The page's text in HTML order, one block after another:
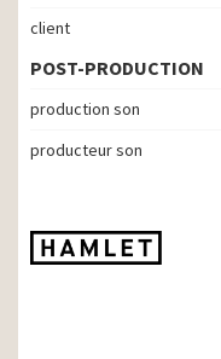
client
POST-PRODUCTION
production son
producteur son